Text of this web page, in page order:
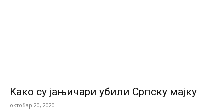
Kако су јањичари убили Српску мајку
октобар 20, 2020